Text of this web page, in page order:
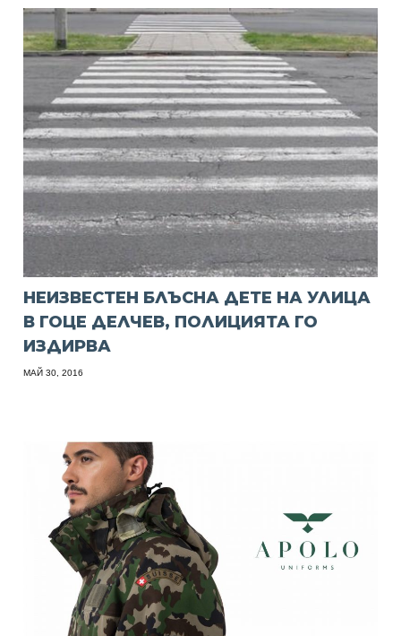
НЕИЗВЕСТЕН БЛЪСНА ДЕТЕ НА УЛИЦА
В ГОЦЕ ДЕЛЧЕВ, ПОЛИЦИЯТА ГО
ИЗДИРВА
МАЙ 30, 2016